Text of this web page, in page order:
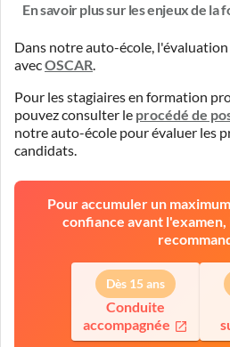
En savoir plus sur les enjeux de la
Dans notre auto-école,
avecOSCAR.
Pour les stagiaires en formation
pouvez consulter le procédé de
notre auto-école pour évaluer les
candidats.
Pour accumuler un
confiance avant
Dès 15 ans
Conduite
accompagnée